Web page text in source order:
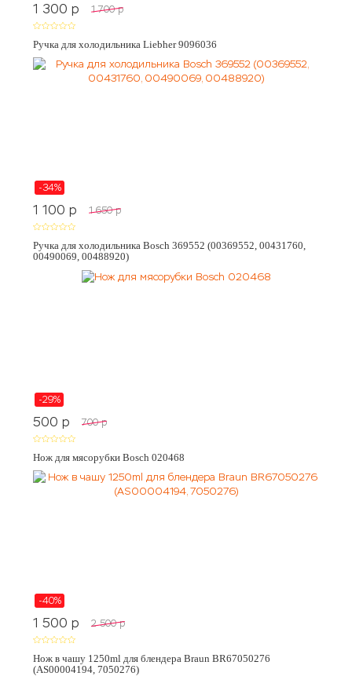
1 300 p 1 700 p
Ручка для холодильника Liebher 9096036
-34%
1 100 p 1 650 p
Ручка для холодильника Bosch 369552 (00369552, 00431760,
00490069, 00488920)
-29%
500 p 700 p
Нож для мясорубки Bosch 020468
-40%
1 500 p 2 500 p
Нож в чашу 1250ml для блендера Braun BR67050276
(AS00004194, 7050276)